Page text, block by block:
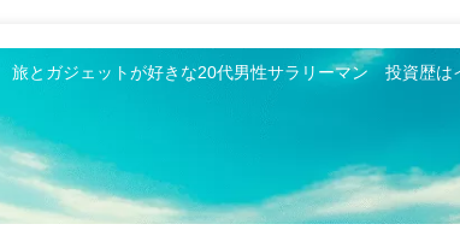
旅とガジェットが好きな20代男性サラリーマン 投資歴は